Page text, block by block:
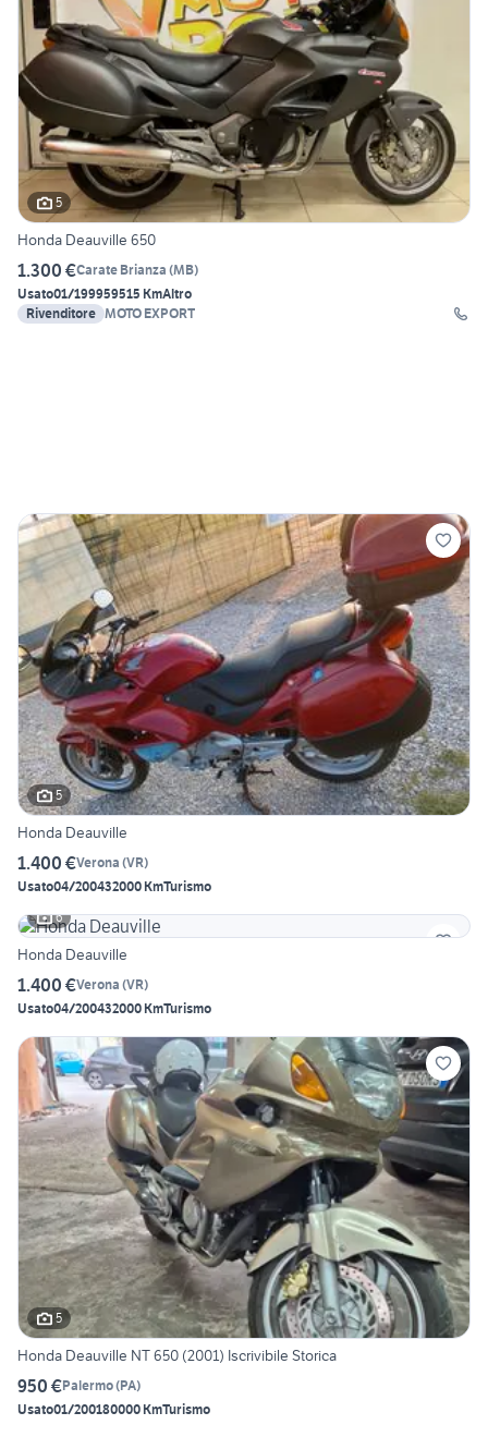
5
Honda Deauville 650
1.300 €Carate Brianza (MB)
Usato01/199959515 KmAltro
Rivenditore MOTO EXPORT
5
Honda Deauville
1.400 €Verona (VR)
Usato04/200432000 KmTurismo
6
Honda Deauville
1.400 €Verona (VR)
Usato04/200432000 KmTurismo
5
Honda Deauville NT 650 (2001) Iscrivibile Storica
950 €Palermo(PA)
Usato01/200180000 KmTurismo